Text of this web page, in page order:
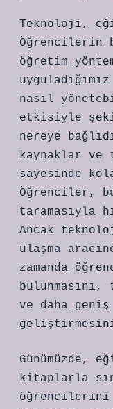
Teknoloji,
Öğrencilerin
öğretim
nasıl
etkisiyle
nereye
kaynaklar
sayesinde
Öğrenciler,
taramasıyla
Ancak
ulaşma
zamanda
bulunmasını,
ve daha
Günümüzde,
kitaplarla